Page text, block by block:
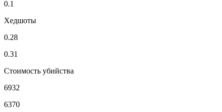
0.1
Хедшоты
0.28
0.31
Стоимость убийства
6932
6370